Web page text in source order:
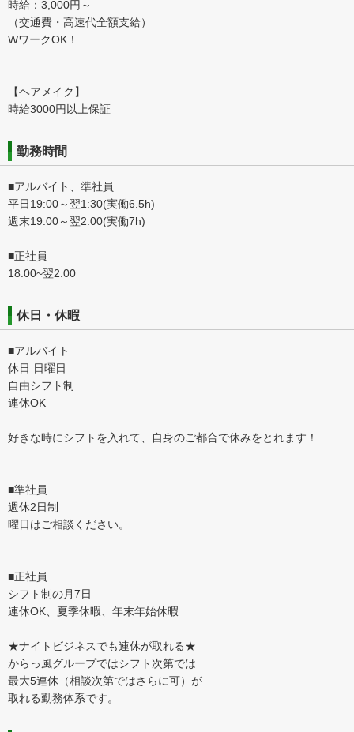
時給：3,000円～
（交通費・高速代全額支給）
WワークOK！
【ヘアメイク】
時給3000円以上保証
勤務時間
■アルバイト、準社員
平日19:00～翌1:30(実働6.5h)
週末19:00～翌2:00(実働7h)
■正社員
18:00~翌2:00
休日・休暇
■アルバイト
休日 日曜日
自由シフト制
連休OK
好きな時にシフトを入れて、自身のご都合で休みをとれます！
■準社員
週休2日制
曜日はご相談ください。
■正社員
シフト制の月7日
連休OK、夏季休暇、年末年始休暇
★ナイトビジネスでも連休が取れる★
からっ風グループではシフト次第では
最大5連休（相談次第ではさらに可）が
取れる勤務体系です。